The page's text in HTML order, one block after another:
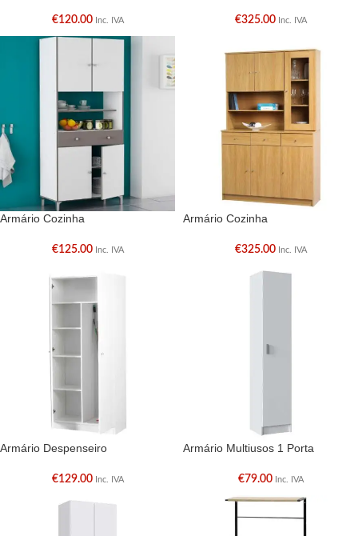
€120.00 Inc. IVA €325.00 Inc. IVA
Armário Cozinha
€125.00 Inc. IVA
Armário Cozinha
€325.00 Inc. IVA
Armário Despenseiro
€129.00 Inc. IVA
Armário Multiusos 1 Porta
€79.00 Inc. IVA